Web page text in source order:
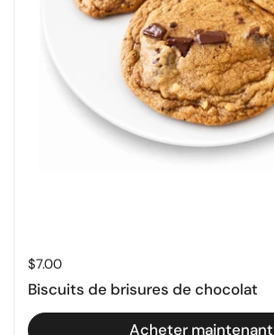
Prix régulier
$7.00
Biscuits de brisures de chocolat
Acheter maintenant